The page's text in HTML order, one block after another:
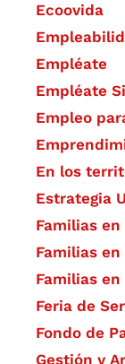
Ecoovida
Empléate
Empléate
Empleo
En los
Estrategia
Familias en
Familias
Familias
Feria de
Fondo de
Gestión y